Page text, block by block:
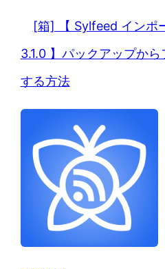
[箱] 【 Sylfeed インポ
3.1.0 】パックアップか
する方法